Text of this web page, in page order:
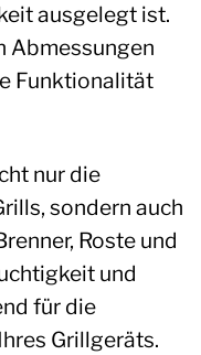
ausgelegt ist.
Abmessungen
Funktionalität
nur die
sondern auch
Roste und
und
für die
Grillgeräts.